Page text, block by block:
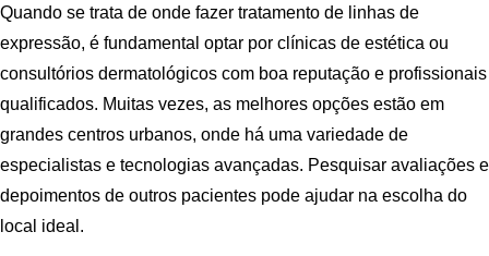
Quando se trata de onde fazer tratamento de linhas de
expressão, é fundamental optar por clínicas de estética ou
consultórios dermatológicos com boa reputação e profissionais
qualificados. Muitas vezes, as melhores opções estão em
grandes centros urbanos, onde há uma variedade de
especialistas e tecnologias avançadas. Pesquisar avaliações e
depoimentos de outros pacientes pode ajudar na escolha do
local ideal.